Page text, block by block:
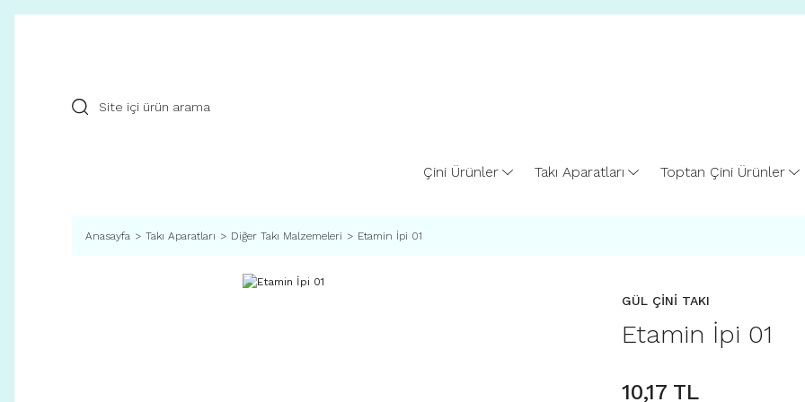
Çini Ürünler Takı Aparatları Toptan Çini Ürünler
Anasayfa Takı Aparatları Diğer Takı Malzemeleri Etamin İpi 01
GÜL ÇİNİ TAKI
Etamin İpi 01
10,17 TL